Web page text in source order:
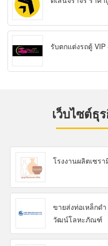
รับตกแต่งรถตู้
เว็บไซต์ธุ
โรงงานผลิตเซร
ขายส่งท่อเหล็กด
วัฒน์โลหะภัณฑ์